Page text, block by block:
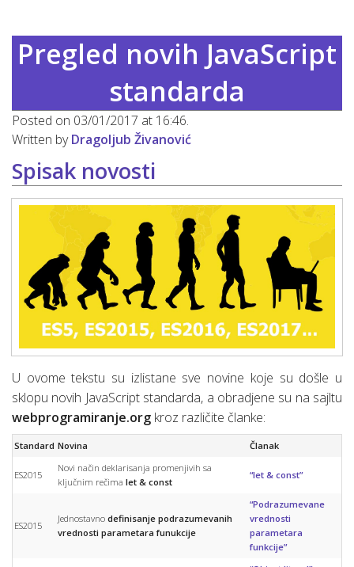
Pregled novih JavaScript
standarda
Posted on 03/01/2017 at 16:46.
Written byDragoljub Živanović
Spisak novosti
U ovome tekstu su izlistane sve novine koje su došle u
sklopu novih JavaScript standarda, a obradjene su na sajltu
webprogramiranje.org kroz različite članke:
Standard Novina Članak
ES2015
Novi način deklarisanja promenjivih sa
ključnim rečima let & const
“let & const”
ES2015
Jednostavno definisanje podrazumevanih
vrednosti parametara funukcije
“Podrazumevane
vrednosti
parametara
funkcije”